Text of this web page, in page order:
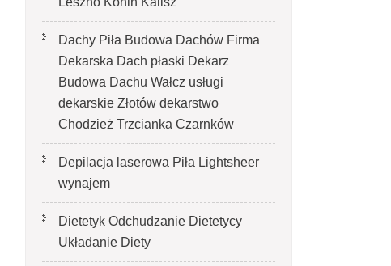
Dachy Piła Budowa Dachów Firma
Dekarska Dach płaski Dekarz
Budowa Dachu Wałcz usługi
dekarskie Złotów dekarstwo
Chodzież Trzcianka Czarnków
Depilacja laserowa Piła Lightsheer
wynajem
Dietetyk Odchudzanie Dietetycy
Układanie Diety